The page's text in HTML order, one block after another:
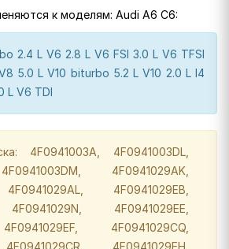
к моделям: Audi A6 C6:
2.4 L V6 2.8 L V6 FSI 3.0 L V6 TFSI
5.0 L V10 biturbo 5.2 L V10 2.0 L I4
L V6 TDI
4F0941003A, 4F0941003DL,
4F0941029AK,
4F0941029EB,
4F0941029EE,
4F0941029CQ,